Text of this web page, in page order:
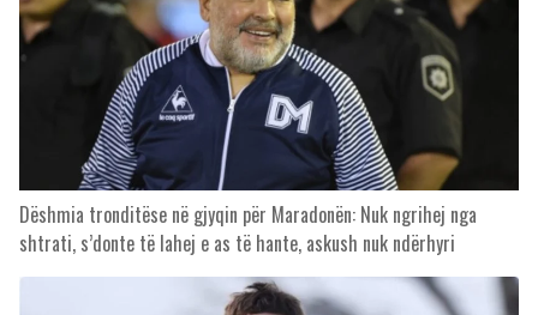
Dëshmia tronditëse në gjyqin për Maradonën: Nuk ngrihej nga
shtrati, s’donte të lahej e as të hante, askush nuk ndërhyri